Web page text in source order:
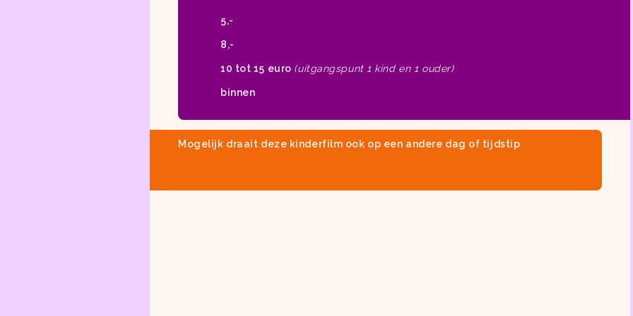
5,-
8,-
10 tot 15 euro (uitgangspunt 1 kind en 1 ouder)
binnen
Mogelijk draait deze kinderfilm ook op een andere dag of tijdstip